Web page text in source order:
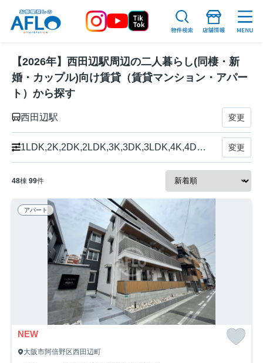
【2026年】西田辺駅周辺の二人暮らし(同棲・新
婚・カップル)向け賃貸（賃貸マンション・アパー
ト）から探す
西田辺駅 変更
1LDK,2K,2DK,2LDK,3K,3DK,3LDK,4K,4DK,4LDK以上 変更
48棟 99件
アパート
NEW
大阪市阿倍野区西田辺町